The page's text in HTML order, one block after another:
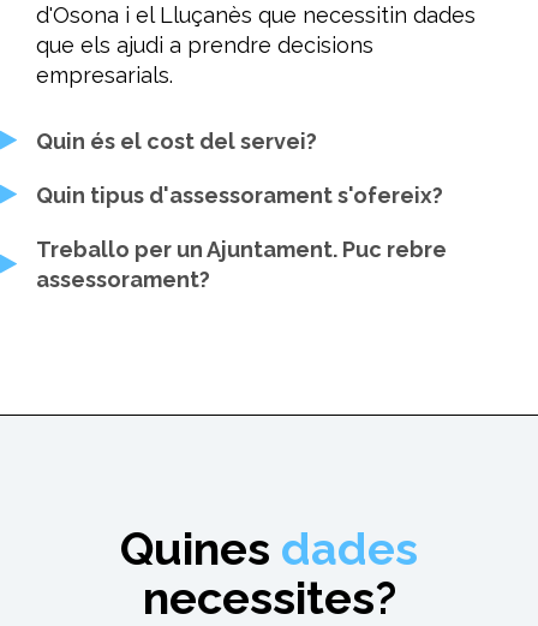
d'Osona i el Lluçanès que necessitin dades
que els ajudi a prendre decisions
empresarials.
Quin és el cost del servei?
Quin tipus d'assessorament s'ofereix?
Treballo per un Ajuntament. Puc rebre
assessorament?
Quines dades
necessites?